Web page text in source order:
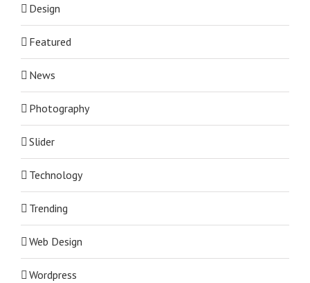
Design
Featured
News
Photography
Slider
Technology
Trending
Web Design
Wordpress